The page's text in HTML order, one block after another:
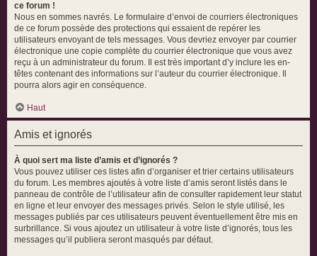
ce forum !
Nous en sommes navrés. Le formulaire d’envoi de courriers électroniques
de ce forum possède des protections qui essaient de repérer les
utilisateurs envoyant de tels messages. Vous devriez envoyer par courrier
électronique une copie complète du courrier électronique que vous avez
reçu à un administrateur du forum. Il est très important d’y inclure les en-
têtes contenant des informations sur l’auteur du courrier électronique. Il
pourra alors agir en conséquence.
Haut
Amis et ignorés
À quoi sert ma liste d’amis et d’ignorés ?
Vous pouvez utiliser ces listes afin d’organiser et trier certains utilisateurs
du forum. Les membres ajoutés à votre liste d’amis seront listés dans le
panneau de contrôle de l’utilisateur afin de consulter rapidement leur statut
en ligne et leur envoyer des messages privés. Selon le style utilisé, les
messages publiés par ces utilisateurs peuvent éventuellement être mis en
surbrillance. Si vous ajoutez un utilisateur à votre liste d’ignorés, tous les
messages qu’il publiera seront masqués par défaut.